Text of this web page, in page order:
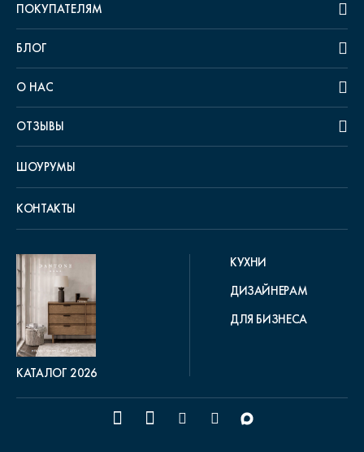
ПОКУПАТЕЛЯМ
БЛОГ
О НАС
ОТЗЫВЫ
ШОУРУМЫ
КОНТАКТЫ
КАТАЛОГ 2026
КУХНИ
ДИЗАЙНЕРАМ
ДЛЯ БИЗНЕСА